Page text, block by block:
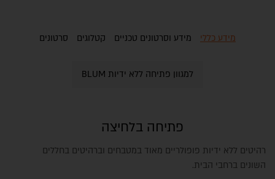
מידע כללי מידע וסרטונים טכניים קטלוגים סרטונים
למגוון פתיחה ללא ידיות BLUM
פתיחה בלחיצה
רהיטים ללא ידיות פופולריים מאוד במטבחים וברהיטים בחללים
השונים ברחבי הבית.